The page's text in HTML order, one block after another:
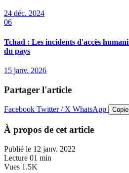
24 déc. 2024
06
Tchad : Les incidents d'accès
du pays
15 janv. 2026
Partager l'article
Facebook Twitter / X WhatsApp
À propos de cet article
Publié le 12 janv. 2022
Lecture 01 min
Vues 1.5K